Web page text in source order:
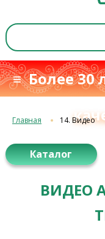
≡ Более 30
Главная 14. Видео
Каталог
ВИДЕО